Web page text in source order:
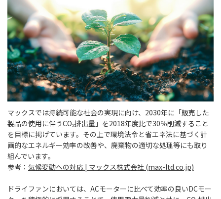
マックスでは持続可能な社会の実現に向け、2030年に「販売した
製品の使用に伴うCO₂排出量」を2018年度比で30％削減すること
を目標に掲げています。その上で環境法令と省エネ法に基づく計
画的なエネルギー効率の改善や、廃棄物の適切な処理等にも取り
組んでいます。
参考： 気候変動への対応 | マックス株式会社 (max-ltd.co.jp)
ドライファンにおいては、ACモーターに比べて効率の良いDCモー